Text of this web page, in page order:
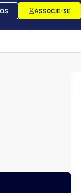
ASSOCIE-SE